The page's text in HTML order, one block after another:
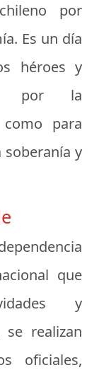
por
Es un día
héroes y
por la
para
y
que
y
realizan
oficiales,